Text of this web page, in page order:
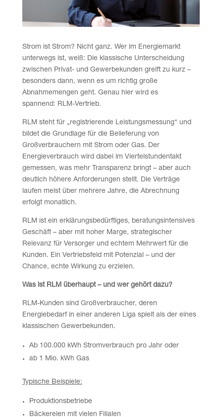
Strom ist Strom? Nicht ganz. Wer im Energiemarkt
unterwegs ist, weiß: Die klassische Unterscheidung
zwischen Privat- und Gewerbekunden greift zu kurz –
besonders dann, wenn es um richtig große
Abnahmemengen geht. Genau hier wird es
spannend: RLM-Vertrieb.
RLM steht für „registrierende Leistungsmessung“ und
bildet die Grundlage für die Belieferung von
Großverbrauchern mit Strom oder Gas. Der
Energieverbrauch wird dabei im Viertelstundentakt
gemessen, was mehr Transparenz bringt – aber auch
deutlich höhere Anforderungen stellt. Die Verträge
laufen meist über mehrere Jahre, die Abrechnung
erfolgt monatlich.
RLM ist ein erklärungsbedürftiges, beratungsintensives
Geschäft – aber mit hoher Marge, strategischer
Relevanz für Versorger und echtem Mehrwert für die
Kunden. Ein Vertriebsfeld mit Potenzial – und der
Chance, echte Wirkung zu erzielen.
Was ist RLM überhaupt – und wer gehört dazu?
RLM-Kunden sind Großverbraucher, deren
Energiebedarf in einer anderen Liga spielt als der eines
klassischen Gewerbekunden.
Ab 100.000 kWh Stromverbrauch pro Jahr oder
ab 1 Mio. kWh Gas
Typische Beispiele:
Produktionsbetriebe
Bäckereien mit vielen Filialen